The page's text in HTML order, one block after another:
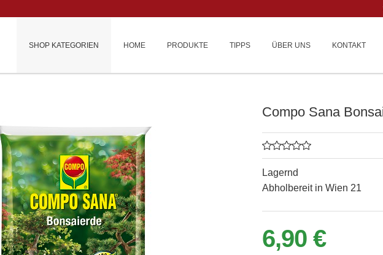
SHOP KATEGORIEN HOME PRODUKTE TIPPS ÜBER UNS KONTAKT
Compo Sana
Lagernd
Abholbereit in Wien 21
6,90 €